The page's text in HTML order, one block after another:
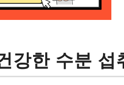
강한 수분 섭